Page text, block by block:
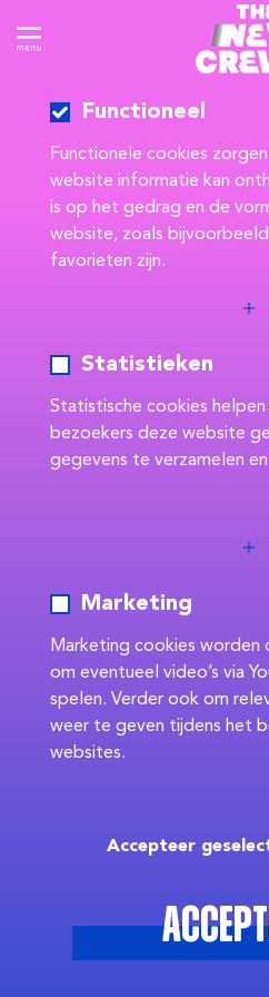
Functioneel
Functionele cookies
website informatie kan
is op het gedrag en de
website, zoals
favorieten zijn.
Statistieken
Statistische cookies
bezoekers deze website
gegevens te verzamelen
Marketing
Marketing cookies
om eventueel video’s via
spelen. Verder ook om
weer te geven tijdens het
websites.
Accepteer